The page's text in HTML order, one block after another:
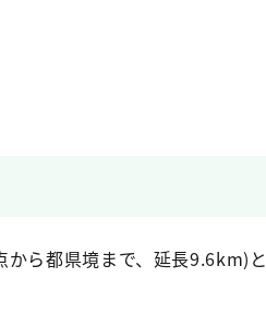
ら都県境まで、延長9.6km)